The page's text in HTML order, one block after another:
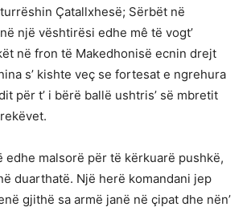
Çatallxhesë; Sërbët në
një vështirësi edhe mê të vogt’
në fron të Makedhonisë ecnin drejt
s’ kishte veç se fortesat e ngrehura
për t’ i bërë ballë ushtris’ së mbretit
edhe malsorë për të kërkuarë pushkë,
duarthatë. Një herë komandani jep
gjithë sa armë janë në çipat dhe nën’